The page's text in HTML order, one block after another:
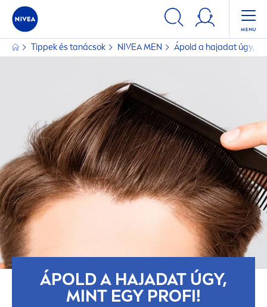
Tippek és tanácsok NIVEAMEN Ápold a hajadat úgy,
ÁPOLD A HAJADAT ÚGY,
MINT EGY PROFI!